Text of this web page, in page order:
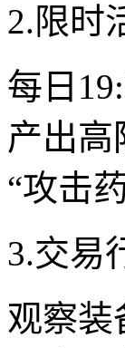
2.限时
每日
产出高
“攻击
3.交易
观察装